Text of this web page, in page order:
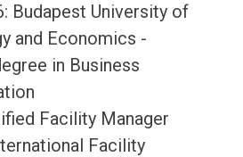
Budapest University of
and Economics -
in Business
Facility Manager
Facility